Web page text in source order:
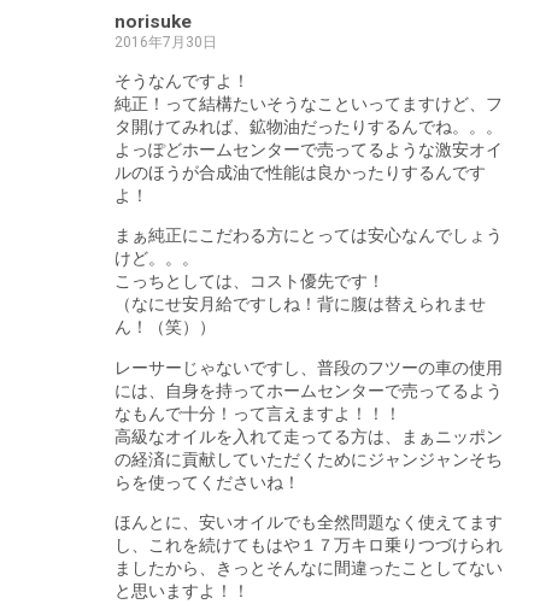
norisuke
2016年7月30日
そうなんですよ！
純正！って結構たいそうなこといってますけど、フ
タ開けてみれば、鉱物油だったりするんでね。。。
よっぽどホームセンターで売ってるような激安オイ
ルのほうが合成油で性能は良かったりするんです
よ！
まぁ純正にこだわる方にとっては安心なんでしょう
けど。。。
こっちとしては、コスト優先です！
（なにせ安月給ですしね！背に腹は替えられませ
ん！（笑））
レーサーじゃないですし、普段のフツーの車の使用
には、自身を持ってホームセンターで売ってるよう
なもんで十分！って言えますよ！！！
高級なオイルを入れて走ってる方は、まぁニッポン
の経済に貢献していただくためにジャンジャンそち
らを使ってくださいね！
ほんとに、安いオイルでも全然問題なく使えてます
し、これを続けてもはや１７万キロ乗りつづけられ
ましたから、きっとそんなに間違ったことしてない
と思いますよ！！